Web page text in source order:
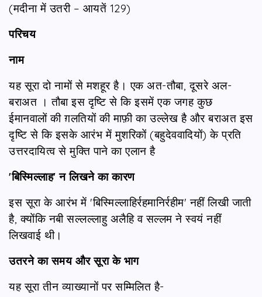
(मदीना में उतरी – आयतें 129)
परिचय
नाम
यह सूरा दो नामों से मशहूर है। एक अत-तौबा, दूसरे अल-
बराअत । तौबा इस दृष्टि से कि इसमें एक जगह कुछ
ईमानवालों की ग़लतियों की माफ़ी का उल्लेख है और बराअत इस
दृष्टि से कि इसके आरंभ में मुशरिकों (बहुदेववादियों) के प्रति
उत्तरदायित्व से मुक्ति पाने का एलान है
'बिस्मिल्लाह' न लिखने का कारण
इस सूरा के आरंभ में 'बिस्मिल्लाहिर्रहमानिर्रहीम' नहीं लिखी जाती
है, क्योंकि नबी सल्लल्लाहु अलैहि व सल्लम ने स्वयं नहीं
लिखवाई थी।
उतरने का समय और सूरा के भाग
यह सूरा तीन व्याख्यानों पर सम्मिलित है-